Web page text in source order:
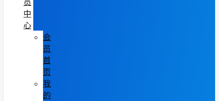
员
中
心
会
员
首
页
我
的